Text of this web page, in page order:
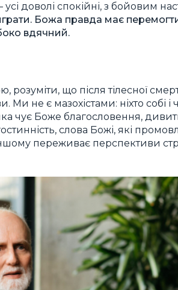
доволі спокійні, з бойовим
Божа правда має
вдячний.
розуміти, що після тілесної
Ми не є мазохістами: ніхто собі
чує Боже благословення,
слова Божі, які
переживає перспективи